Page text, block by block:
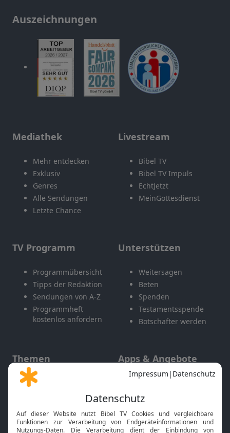
Auszeichnungen
Mediathek
Mehr entdecken
Exklusiv
Genres
Alle Sendungen
Letzte Chance
Livestream
Bibel TV
Bibel TV Impuls
EchtJetzt
MeinGottesdienst
TV Programm
Programmübersicht
Tipps der Redaktion
Sendungen von A-Z
Programmheft
kostenlos anfordern
Unterstützen
Weitersagen
Beten
Spenden
Testamentsspende
Botschafter werden
Themen
Gott und Bibel erklärt
Neuigkeiten
Apps & Angebote
Mobile App
Smart TV